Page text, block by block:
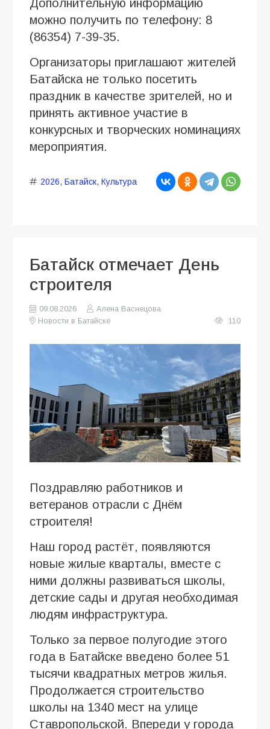
Дополнительную информацию
можно получить по телефону: 8
(86354) 7-39-35.
Организаторы приглашают жителей
Батайска не только посетить
праздник в качестве зрителей, но и
принять активное участие в
конкурсных и творческих номинациях
мероприятия.
2026, Батайск, Культура
Батайск отмечает День
строителя
09.08.2026
Алена Васнецова
Новости в Батайске
110
Поздравляю работников и
ветеранов отрасли с Днём
строителя!
Наш город растёт, появляются
новые жилые кварталы, вместе с
ними должны развиваться школы,
детские сады и другая необходимая
людям инфраструктура.
Только за первое полугодие этого
года в Батайске введено более 51
тысячи квадратных метров жилья.
Продолжается строительство
школы на 1340 мест на улице
Ставропольской. Впереди у города